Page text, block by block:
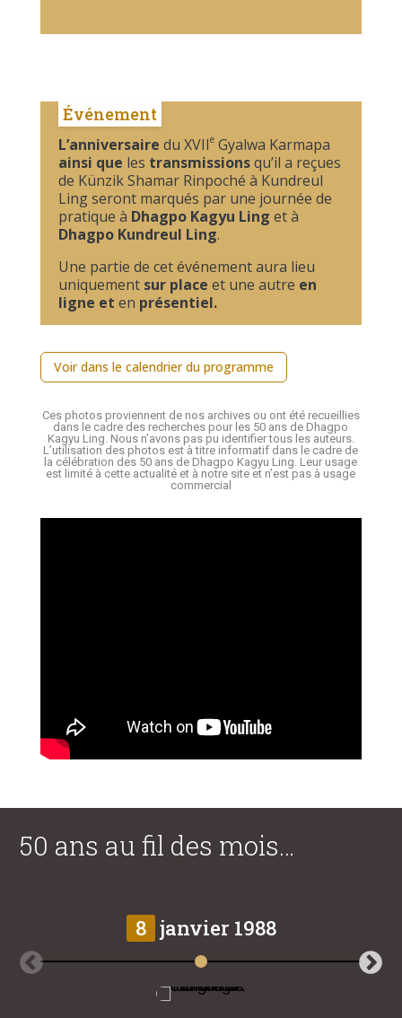
Événement
L’anniversaire du XVIIeGyalwa Karmapa
ainsi que les transmissionsqu’il a reçues
de Künzik Shamar Rinpoché à Kundreul
Ling seront marqués par une journée de
pratique à Dhagpo Kagyu Ling et à
Dhagpo Kundreul Ling.
Une partie de cet événement aura lieu
uniquement sur place et une autre en
ligne et en présentiel.
Voir dans le calendrier du programme
Ces photos proviennent de nos archives ou ont été recueillies
dans le cadre des recherches pour les 50 ans de Dhagpo
Kagyu Ling. Nous n’avons pas pu identifier tous les auteurs.
L’utilisation des photos est à titre informatif dans le cadre de
la célébration des 50 ans de Dhagpo Kagyu Ling. Leur usage
est limité à cette actualité et à notre site et n’est pas à usage
commercial
50 ans au fil des mois…
8 janvier 1988